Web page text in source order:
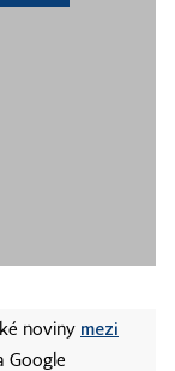
noviny mezi
Google